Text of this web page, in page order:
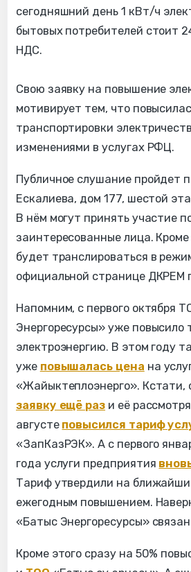
сегодняшний день 1 кВт/ч
бытовых потребителей стоит
НДС.
Свою заявку на повышение
мотивирует тем, что
транспортировки
изменениями в услугах РФЦ.
Публичное слушание пройдет
Ескалиева, дом 177, шестой
В нём могут принять участие
заинтересованные лица.
будет транслироваться в
официальной странице ДКРЕМ
Напомним, с первого октября
Энергоресурсы» уже повысило
электроэнергию. В этом году
уже повышалась цена на
«Жайыктеплоэнерго». Кстати,
заявку ещё раз и её
августе повысился тариф
«ЗапКазРЭК». А с первого
года услуги предприятия
Тариф утвердили на
ежегодным повышением.
«Батыс Энергоресурсы»
Кроме этого сразу на 50%